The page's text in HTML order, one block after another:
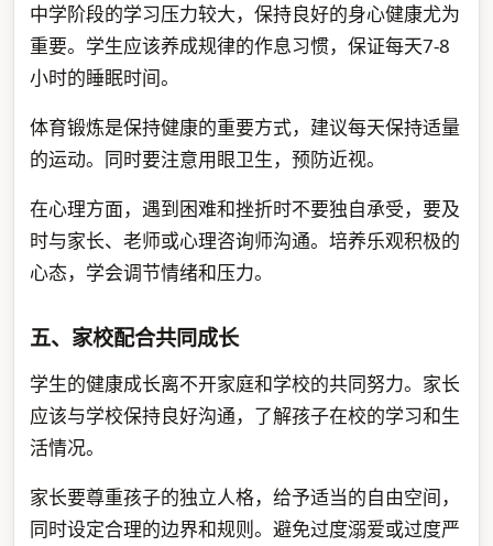
中学阶段的学习压力较大，保持良好的身心健康尤为
重要。学生应该养成规律的作息习惯，保证每天7-8
小时的睡眠时间。
体育锻炼是保持健康的重要方式，建议每天保持适量
的运动。同时要注意用眼卫生，预防近视。
在心理方面，遇到困难和挫折时不要独自承受，要及
时与家长、老师或心理咨询师沟通。培养乐观积极的
心态，学会调节情绪和压力。
五、家校配合共同成长
学生的健康成长离不开家庭和学校的共同努力。家长
应该与学校保持良好沟通，了解孩子在校的学习和生
活情况。
家长要尊重孩子的独立人格，给予适当的自由空间，
同时设定合理的边界和规则。避免过度溺爱或过度严